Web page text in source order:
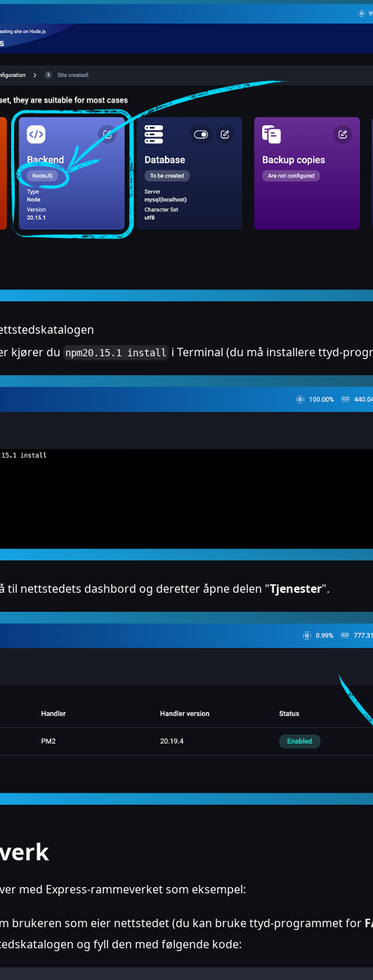
kjører du npm20.15.1 install i Terminal (du må installere ttyd-
til nettstedets dashbord og deretter åpne delen "Tjenester".
med Express-rammeverket som eksempel:
brukeren som eier nettstedet (du kan bruke ttyd-programmet for
og fyll den med følgende kode: